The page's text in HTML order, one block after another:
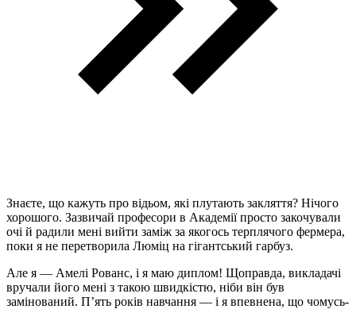
Знаєте, що кажуть про відьом, які плутають закляття? Нічого
хорошого. Зазвичай професори в Академії просто закочували
очі й радили мені вийти заміж за якогось терплячого фермера,
поки я не перетворила Люміц на гігантський гарбуз.
Але я — Амелі Рованс, і я маю диплом! Щоправда, викладачі
вручали його мені з такою швидкістю, ніби він був
замінований. П’ять років навчання — і я впевнена, що чомусь-